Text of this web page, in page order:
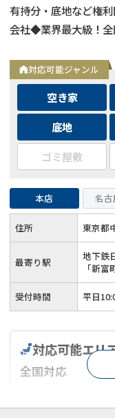
有持分・底地など権
会社◆業界最大級！
資金による買取のた
◆士業事務所や大手
対応可能ジャンル
空き家
底地
ゴミ屋敷
本店 名
住所 東京都
最寄り駅
地下鉄
「新
受付時間 平日
対応可能エリ
全国対応
対応が親身